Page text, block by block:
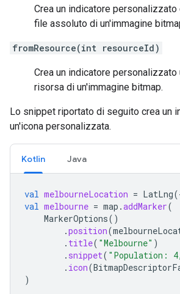
Crea un indicatore
file assoluto di un'immagine
fromResource(int resourceId)
Crea un indicatore
risorsa di un'immagine bitmap.
Lo snippet riportato di seguito crea un
un'icona personalizzata.
Kotlin Java
val melbourneLocation = LatLng(
val melbourne = map .addMarker(
MarkerOptions()
.position(
. title( "Melbourne" )
. snippet( "Population:
. icon(
)